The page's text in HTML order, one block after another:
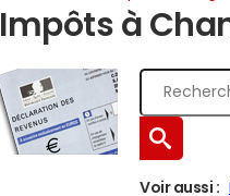
Impôts à
Voir aussi :